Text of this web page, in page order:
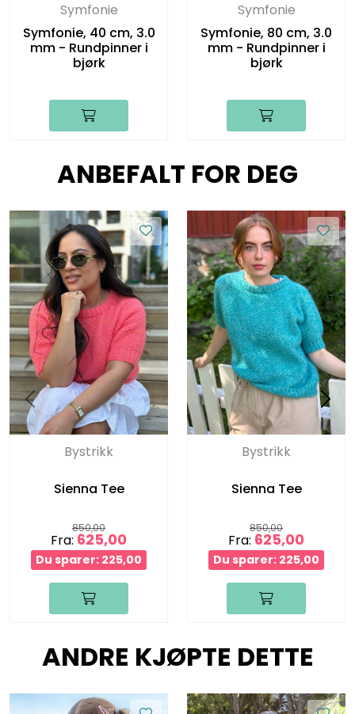
Symfonie
Symfonie, 40 cm, 3.0
mm - Rundpinner i
bjørk
Symfonie
Symfonie, 80 cm, 3.0
mm - Rundpinner i
bjørk
ANBEFALT FOR DEG
Bystrikk
Sienna Tee
850,00
Fra: 625,00
Du sparer: 225,00
Bystrikk
Sienna Tee
850,00
Fra: 625,00
Du sparer: 225,00
ANDRE KJØPTE DETTE